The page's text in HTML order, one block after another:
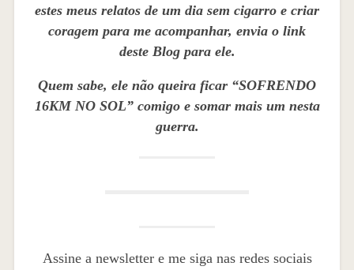
estes meus relatos de um dia sem cigarro e criar
coragem para me acompanhar, envia o link
deste Blog para ele.
Quem sabe, ele não queira ficar “SOFRENDO
16KM NO SOL” comigo e somar mais um nesta
guerra.
Assine a newsletter e me siga nas redes sociais